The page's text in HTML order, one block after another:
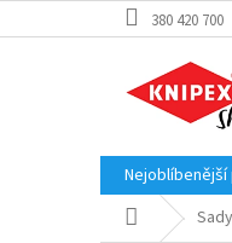
na
380 420 700
Domů